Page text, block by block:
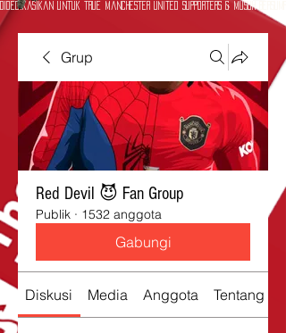
Didedikasikan untuk True Manchester United Supporters & Musuh
Grup
Red Devil 😈 Fan Group
Publik · 1532 anggota
Gabungi
Diskusi Media Anggota Tentang